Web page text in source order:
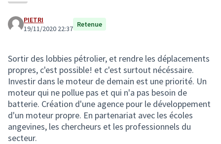
PIETRI
19/11/2020 22:37 Retenue
Sortir des lobbies pétrolier, et rendre les déplacements
propres, c'est possible! et c'est surtout nécéssaire.
Investir dans le moteur de demain est une priorité. Un
moteur qui ne pollue pas et qui n'a pas besoin de
batterie. Création d'une agence pour le développement
d'un moteur propre. En partenariat avec les écoles
angevines, les chercheurs et les professionnels du
secteur.